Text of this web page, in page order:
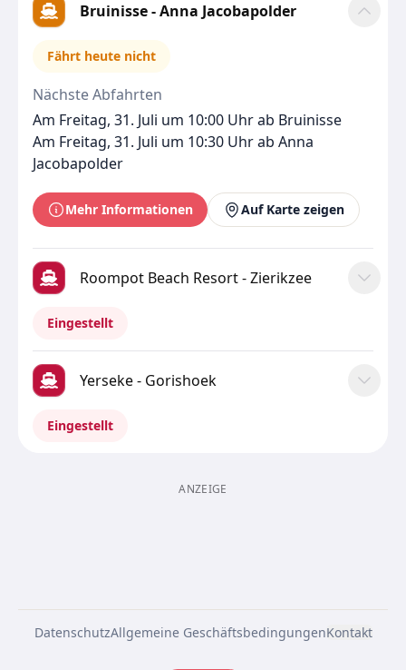
Bruinisse - Anna Jacobapolder
Fährt heute nicht
Nächste Abfahrten
Am Freitag, 31. Juli um 10:00 Uhr ab Bruinisse
Am Freitag, 31. Juli um 10:30 Uhr ab Anna
Jacobapolder
Mehr Informationen Auf Karte zeigen
Roompot Beach Resort - Zierikzee
Eingestellt
Yerseke - Gorishoek
Eingestellt
ANZEIGE
DatenschutzAllgemeine GeschäftsbedingungenKontakt